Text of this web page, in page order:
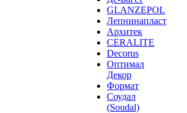
GLANZEPOL
Лепнинапласт
Архитек
CERALITE
Decorus
Оптимал
Декор
Формат
Соудал
(Soudal)